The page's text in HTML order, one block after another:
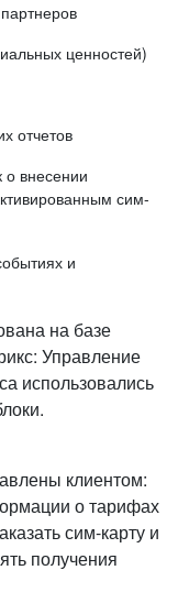
ценностей)
отчетов
о внесении
сим-
и
на базе
Управление
использовались
клиентом:
о тарифах
сим-карту и
получения